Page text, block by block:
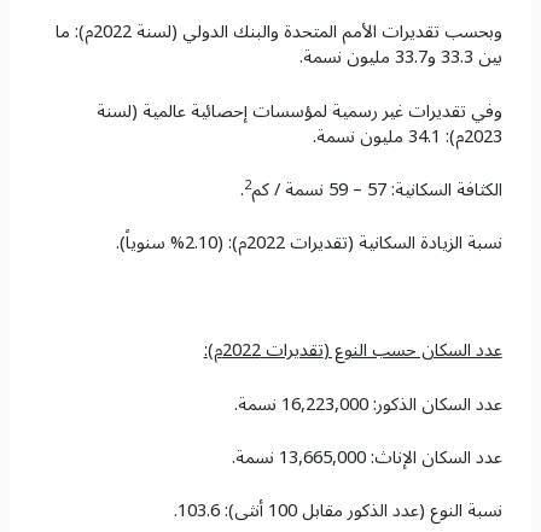
وبحسب تقديرات الأمم المتحدة والبنك الدولي (لسنة 2022م): ما
بين 33.3 و33.7 مليون نسمة.
وفي تقديرات غير رسمية لمؤسسات إحصائية عالمية (لسنة
2023م): 34.1 مليون نسمة.
الكثافة السكانية: 57 – 59 نسمة / كم
2
.
نسبة الزيادة السكانية (تقديرات 2022م): (2.10% سنوياً).
عدد السكان حسب النوع (تقديرات 2022م)
:
عدد السكان الذكور: 16,223,000 نسمة.
عدد السكان الإناث: 13,665,000 نسمة.
نسبة النوع (عدد الذكور مقابل 100 أنثى): 103.6.